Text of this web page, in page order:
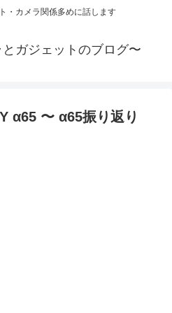
・カメラ関係多めに話します
ガジェットのブログ〜
α65 〜 α65振り返り